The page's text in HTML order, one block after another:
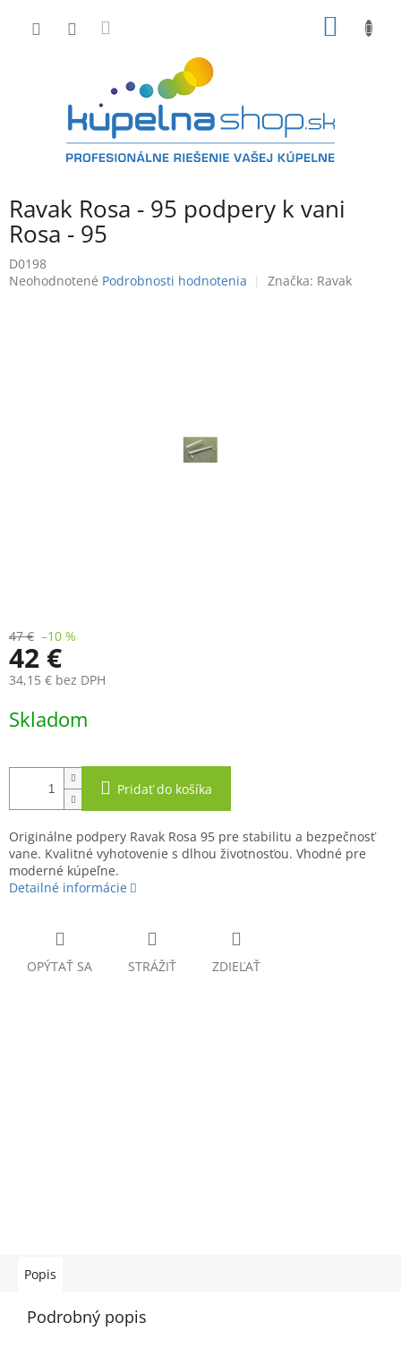
Ravak Rosa - 95 podpery k vani
Rosa - 95
D0198
Priemerné
Neohodnotené Podrobnosti hodnotenia Značka: Ravak
47 € –10 %
42 €
34,15 € bez DPH
cena:
Skladom
Pridať do košíka
Originálne podpery Ravak Rosa 95 pre stabilitu a bezpečnosť
vane. Kvalitné vyhotovenie s dlhou životnosťou. Vhodné pre
moderné kúpeľne.
Detailné informácie
OPÝTAŤ SA STRÁŽIŤ ZDIEĽAŤ
Popis
Podrobný popis